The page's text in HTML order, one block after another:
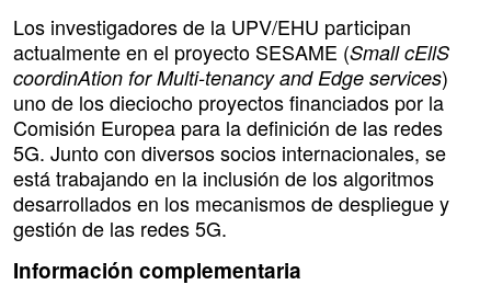
Los investigadores de la UPV/EHU participan
actualmente en el proyecto SESAME (Small cEllS
coordinAtion for Multi-tenancy and Edge services)
uno de los dieciocho proyectos financiados por la
Comisión Europea para la definición de las redes
5G. Junto con diversos socios internacionales, se
está trabajando en la inclusión de los algoritmos
desarrollados en los mecanismos de despliegue y
gestión de las redes 5G.
Información complementaria